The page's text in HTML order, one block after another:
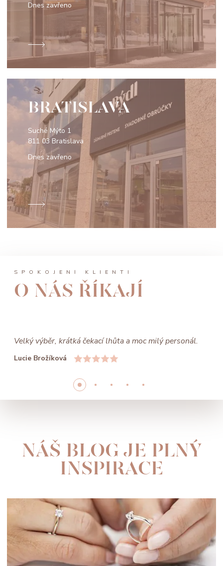
Dnes zavřeno
BRATISLAVA
Suché Mýto 1
811 03 Bratislava
Dnes zavřeno
SPOKOJENÍ KLIENTI
O NÁS ŘÍKAJÍ
Velký výběr, krátká čekací lhůta a moc milý personál.
Lucie Brožíková
NÁŠ BLOG JE PLNÝ
INSPIRACE